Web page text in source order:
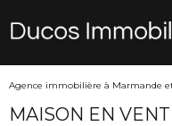
Agence immobilière à Marmande
MAISON EN